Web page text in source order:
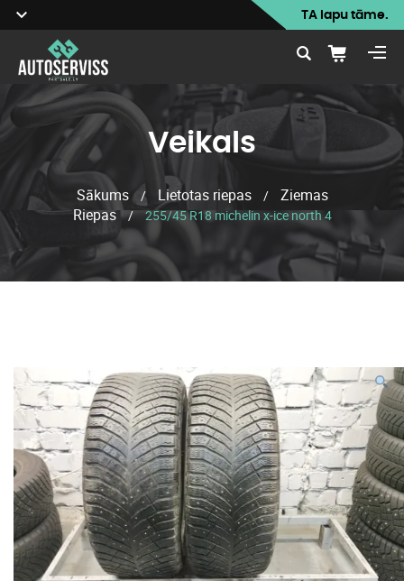
TA lapu tāme.
Veikals
Sākums / Lietotas riepas /
Ziemas
Riepas / 255/45 R18 michelin x-ice north 4